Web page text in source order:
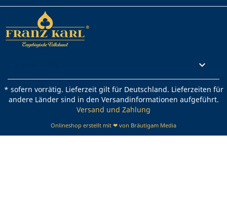

* sofern vorrätig. Lieferzeit gilt für Deutschland. Lieferzeiten für
andere Länder sind in den Versandinformationen aufgeführt.
Versand und Zahlung
Onlineshop erstellt mit ❤ von Bräutigam Media